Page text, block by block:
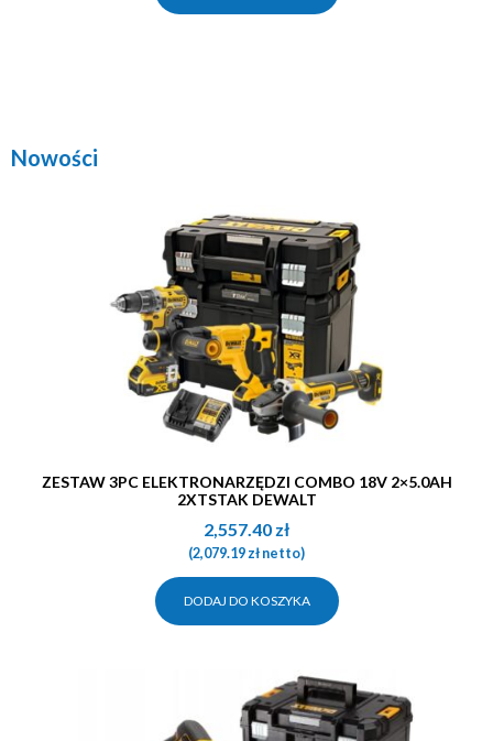
Nowości
ZESTAW 3PC ELEKTRONARZĘDZI COMBO 18V 2×5.0AH
2XTSTAK DEWALT
2,557.40 zł
(2,079.19złnetto)
DODAJ DO KOSZYKA